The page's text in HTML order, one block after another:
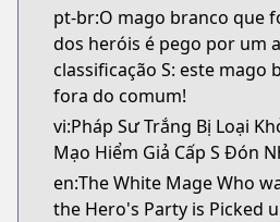
pt-br:O mago branco que
dos heróis é pego por um
classificação S: este mago
fora do comum!
vi:Pháp Sư Trắng Bị Loại
Mạo Hiểm Giả Cấp S Đón
en:The White Mage Who
the Hero's Party is Picked